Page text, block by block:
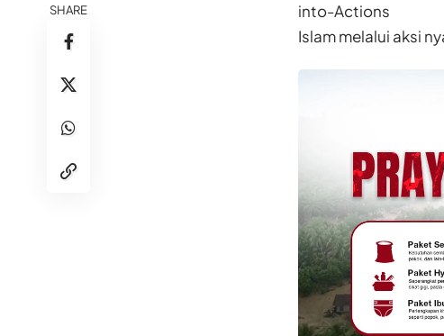
SHARE
Islam melalui aksi